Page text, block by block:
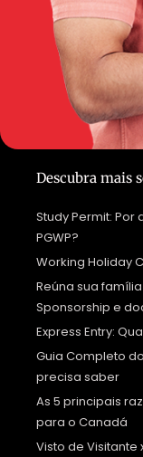
Descubra mais
Study Permit:
PGWP?
Working Holiday
Reúna sua
Sponsorship e
Express Entry:
Guia Completo
precisa saber
As 5 principais
para o Canadá
Visto de Visitante